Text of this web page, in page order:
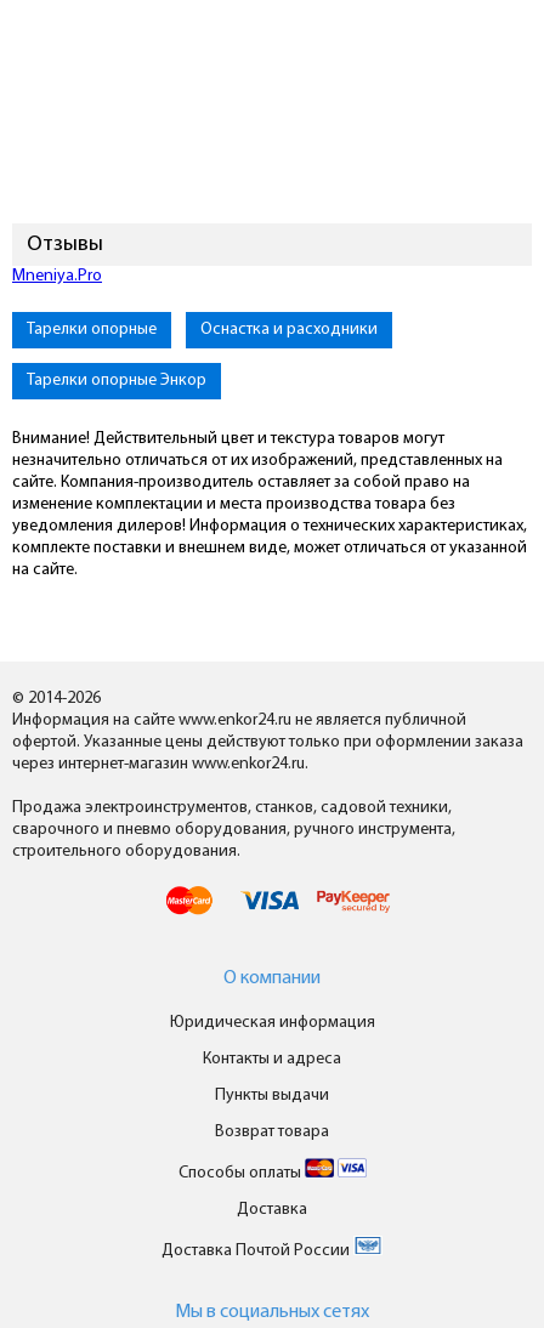
Отзывы
Mneniya.Pro
Тарелки опорные Оснастка и расходники
Тарелки опорные Энкор
Внимание! Действительный цвет и текстура товаров могут
незначительно отличаться от их изображений, представленных на
сайте. Компания-производитель оставляет за собой право на
изменение комплектации и места производства товара без
уведомления дилеров! Информация о технических характеристиках,
комплекте поставки и внешнем виде, может отличаться от указанной
на сайте.
© 2014-2026
Информация на сайте www.enkor24.ru не является публичной
офертой. Указанные цены действуют только при оформлении заказа
через интернет-магазин www.enkor24.ru.
Продажа электроинструментов, станков, садовой техники,
сварочного и пневмо оборудования, ручного инструмента,
строительного оборудования.
О компании
Юридическая информация
Контакты и адреса
Пункты выдачи
Возврат товара
Способы оплаты
Доставка
Доставка Почтой России
Мы в cоциальных сетях